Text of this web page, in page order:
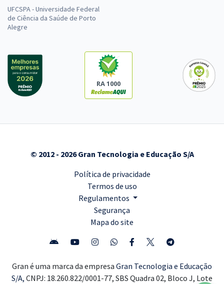
UFCSPA - Universidade Federal
de Ciência da Saúde de Porto
Alegre
RA 1000
© 2012 - 2026 Gran Tecnologia e Educação S/A
Política de privacidade
Termos de uso
Regulamentos
Segurança
Mapa do site
Gran é uma marca da empresa Gran Tecnologia e Educação
S/A, CNPJ: 18.260.822/0001-77, SBS Quadra 02, Bloco J, Lote